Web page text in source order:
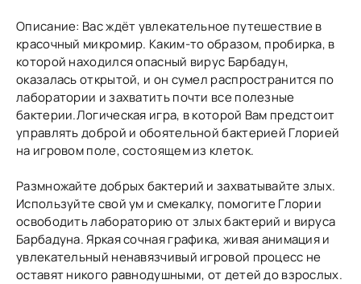
Описание: Вас ждёт увлекательное путешествие в
красочный микромир. Каким-то образом, пробирка, в
которой находился опасный вирус Барбадун,
оказалась открытой, и он сумел распространится по
лаборатории и захватить почти все полезные
бактерии.Логическая игра, в которой Вам предстоит
управлять доброй и обоятельной бактерией Глорией
на игровом поле, состоящем из клеток.
Размножайте добрых бактерий и захватывайте злых.
Используйте свой ум и смекалку, помогите Глории
освободить лабораторию от злых бактерий и вируса
Барбадуна. Яркая сочная графика, живая анимация и
увлекательный ненавязчивый игровой процесс не
оставят никого равнодушными, от детей до взрослых.